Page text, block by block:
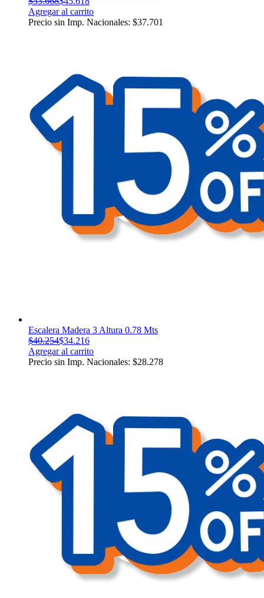
Agregar al carrito
Precio sin Imp. Nacionales: $37.701
Escalera Madera 3 Altura 0.78 Mts
$40.254$34.216
Agregar al carrito
Precio sin Imp. Nacionales: $28.278